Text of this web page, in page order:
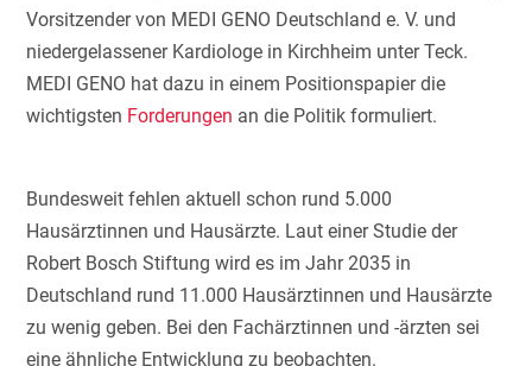
Vorsitzender von MEDI GENO Deutschland e. V. und
niedergelassener Kardiologe in Kirchheim unter Teck.
MEDI GENO hat dazu in einem Positionspapier die
wichtigsten Forderungen an die Politik formuliert.
Bundesweit fehlen aktuell schon rund 5.000
Hausärztinnen und Hausärzte. Laut einer Studie der
Robert Bosch Stiftung wird es im Jahr 2035 in
Deutschland rund 11.000 Hausärztinnen und Hausärzte
zu wenig geben. Bei den Fachärztinnen und -ärzten sei
eine ähnliche Entwicklung zu beobachten.